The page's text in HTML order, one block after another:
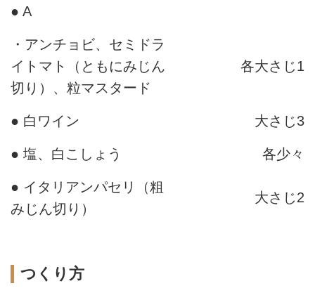
● A
・アンチョビ、セミドラ
イトマト（ともにみじん
切り）、粒マスタード
各大さじ1
● 白ワイン 大さじ3
● 塩、白こしょう 各少々
● イタリアンパセリ（粗
みじん切り）
大さじ2
つくり方